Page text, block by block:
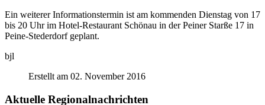
Ein weiterer Informationstermin ist am kommenden Dienstag von 17
bis 20 Uhr im Hotel-Restaurant Schönau in der Peiner Starße 17 in
Peine-Stederdorf geplant.
bjl
Erstellt am 02. November 2016
Aktuelle Regionalnachrichten